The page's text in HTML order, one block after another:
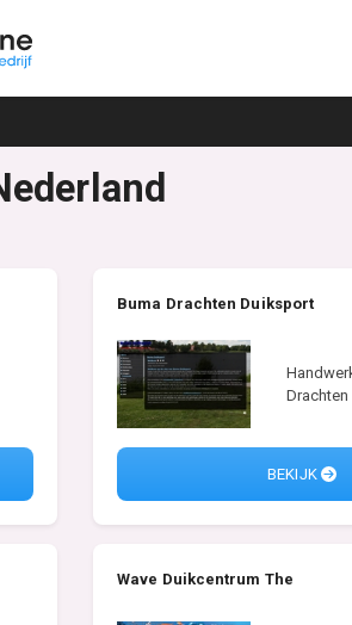
Buma Drachten Duiksport
Drachten
BEKIJK
Wave Duikcentrum The